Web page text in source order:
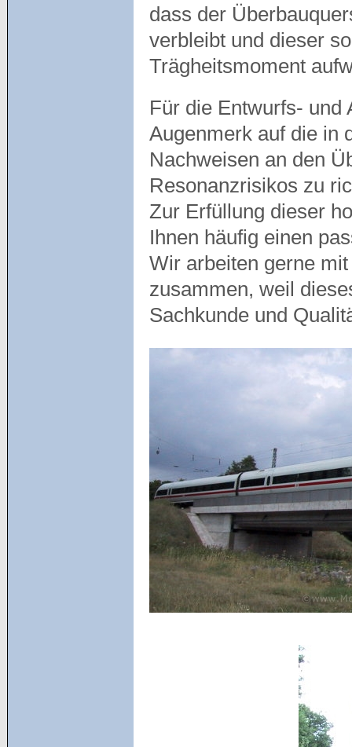
dass der
verbleibt und dieser
Trägheitsmoment
Für die Entwurfs- und
Augenmerk auf die in
Nachweisen an den
Resonanzrisikos zu
Zur Erfüllung dieser
Ihnen häufig einen
Wir arbeiten gerne
zusammen, weil
Sachkunde und